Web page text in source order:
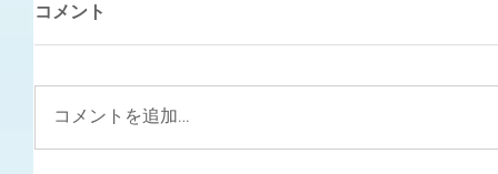
コメント
コメントを追加…